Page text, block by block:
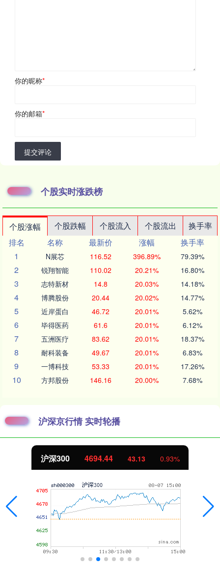
你的昵称*
你的邮箱*
提交评论
个股实时涨跌榜
个股涨幅 个股跌幅 个股流入 个股流出
换手率
排名
名称 最新价 涨幅
换手率
1
N展芯 116.52 396.89% 79.39%
2 锐翔智能 110.02 20.21% 16.80%
3 志特新材 14.8 20.03% 14.18%
4 博腾股份 20.44 20.02% 14.77%
5 近岸蛋白 46.72 20.01% 5.62%
6 毕得医药 61.6 20.01% 6.12%
7 五洲医疗 83.62 20.01% 18.37%
8 耐科装备 49.67 20.01% 6.83%
9 一博科技 53.33 20.01% 17.26%
10 方邦股份 146.16 20.00% 7.68%
沪深京行情 实时轮播
沪深300 4694.44 43.13 0.93%